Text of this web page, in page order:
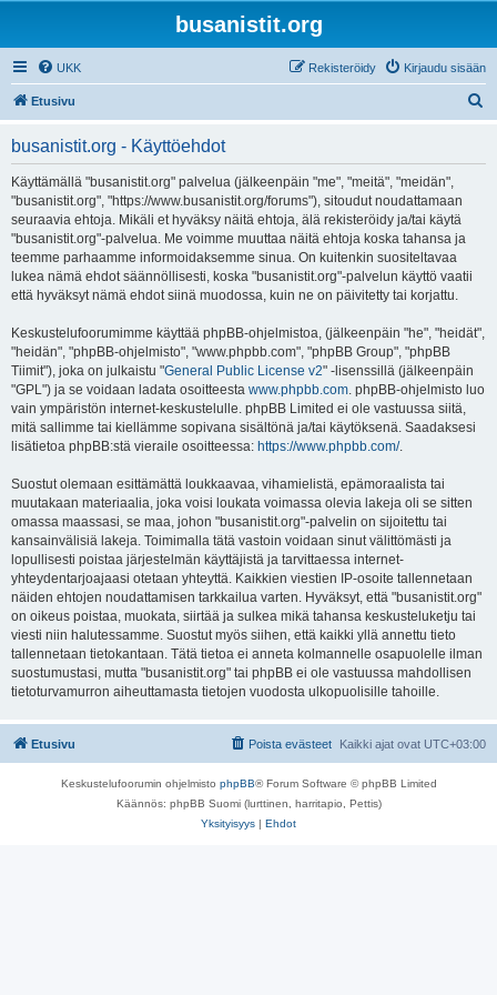
busanistit.org
UKK Kirjaudu sisään
Rekisteröidy
Etusivu
busanistit.org - Käyttöehdot
Käyttämällä "busanistit.org" palvelua (jälkeenpäin "me", "meitä", "meidän",
"busanistit.org", "https://www.busanistit.org/forums"), sitoudut noudattamaan
seuraavia ehtoja. Mikäli et hyväksy näitä ehtoja, älä rekisteröidy ja/tai käytä
"busanistit.org"-palvelua. Me voimme muuttaa näitä ehtoja koska tahansa ja
teemme parhaamme informoidaksemme sinua. On kuitenkin suositeltavaa
lukea nämä ehdot säännöllisesti, koska "busanistit.org"-palvelun käyttö vaatii
että hyväksyt nämä ehdot siinä muodossa, kuin ne on päivitetty tai korjattu.
Keskustelufoorumimme käyttää phpBB-ohjelmistoa, (jälkeenpäin "he", "heidät",
"heidän", "phpBB-ohjelmisto", "www.phpbb.com", "phpBB Group", "phpBB
Tiimit"), joka on julkaistu "General Public License v2" -lisenssillä (jälkeenpäin
"GPL") ja se voidaan ladata osoitteesta www.phpbb.com. phpBB-ohjelmisto luo
vain ympäristön internet-keskustelulle. phpBB Limited ei ole vastuussa siitä,
mitä sallimme tai kiellämme sopivana sisältönä ja/tai käytöksenä. Saadaksesi
lisätietoa phpBB:stä vieraile osoitteessa: https://www.phpbb.com/.
Suostut olemaan esittämättä loukkaavaa, vihamielistä, epämoraalista tai
muutakaan materiaalia, joka voisi loukata voimassa olevia lakeja oli se sitten
omassa maassasi, se maa, johon "busanistit.org"-palvelin on sijoitettu tai
kansainvälisiä lakeja. Toimimalla tätä vastoin voidaan sinut välittömästi ja
lopullisesti poistaa järjestelmän käyttäjistä ja tarvittaessa internet-
yhteydentarjoajaasi otetaan yhteyttä. Kaikkien viestien IP-osoite tallennetaan
näiden ehtojen noudattamisen tarkkailua varten. Hyväksyt, että "busanistit.org"
on oikeus poistaa, muokata, siirtää ja sulkea mikä tahansa keskusteluketju tai
viesti niin halutessamme. Suostut myös siihen, että kaikki yllä annettu tieto
tallennetaan tietokantaan. Tätä tietoa ei anneta kolmannelle osapuolelle ilman
suostumustasi, mutta "busanistit.org" tai phpBB ei ole vastuussa mahdollisen
tietoturvamurron aiheuttamasta tietojen vuodosta ulkopuolisille tahoille.
Etusivu Kaikki ajat ovat UTC+03:00
Poista evästeet
Keskustelufoorumin ohjelmisto phpBB® Forum Software © phpBB Limited
Käännös: phpBB Suomi (lurttinen, harritapio, Pettis)
Yksityisyys | Ehdot